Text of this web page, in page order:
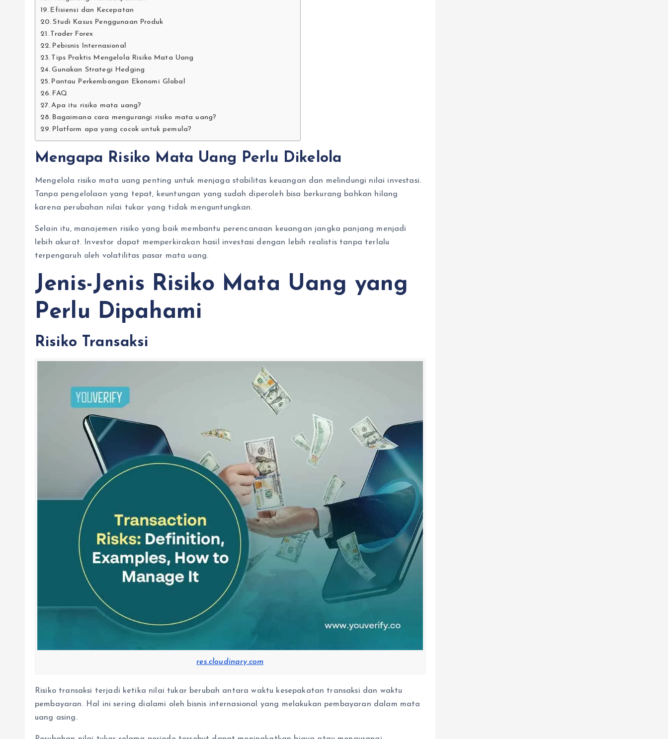
Efisiensi dan Kecepatan
Studi Kasus Penggunaan Produk
Trader Forex
Pebisnis Internasional
Tips Praktis Mengelola Risiko Mata Uang
Gunakan Strategi Hedging
Pantau Perkembangan Ekonomi Global
FAQ
Apa itu risiko mata uang?
Bagaimana cara mengurangi risiko mata uang?
Platform apa yang cocok untuk pemula?
Mengapa Risiko Mata Uang Perlu Dikelola
Mengelola risiko mata uang penting untuk menjaga stabilitas keuangan dan melindungi nilai investasi.
Tanpa pengelolaan yang tepat, keuntungan yang sudah diperoleh bisa berkurang bahkan hilang
karena perubahan nilai tukar yang tidak menguntungkan.
Selain itu, manajemen risiko yang baik membantu perencanaan keuangan jangka panjang menjadi
lebih akurat. Investor dapat memperkirakan hasil investasi dengan lebih realistis tanpa terlalu
terpengaruh oleh volatilitas pasar mata uang.
Jenis-Jenis Risiko Mata Uang yang
Perlu Dipahami
Risiko Transaksi
res.cloudinary.com
Risiko transaksi terjadi ketika nilai tukar berubah antara waktu kesepakatan transaksi dan waktu
pembayaran. Hal ini sering dialami oleh bisnis internasional yang melakukan pembayaran dalam mata
uang asing.